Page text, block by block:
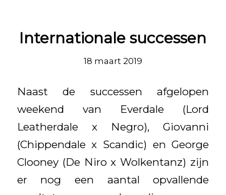
Internationale successen
18 maart 2019
Naast de successen afgelopen
weekend van Everdale (Lord
Leatherdale x Negro), Giovanni
(Chippendale x Scandic) en George
Clooney (De Niro x Wolkentanz) zijn
er nog een aantal opvallende